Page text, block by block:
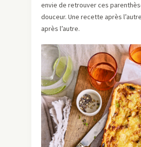
envie de retrouver ces
douceur. Une recette après
après l’autre.